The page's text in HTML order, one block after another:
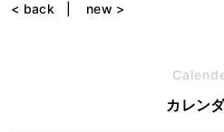
< back new >
カレン